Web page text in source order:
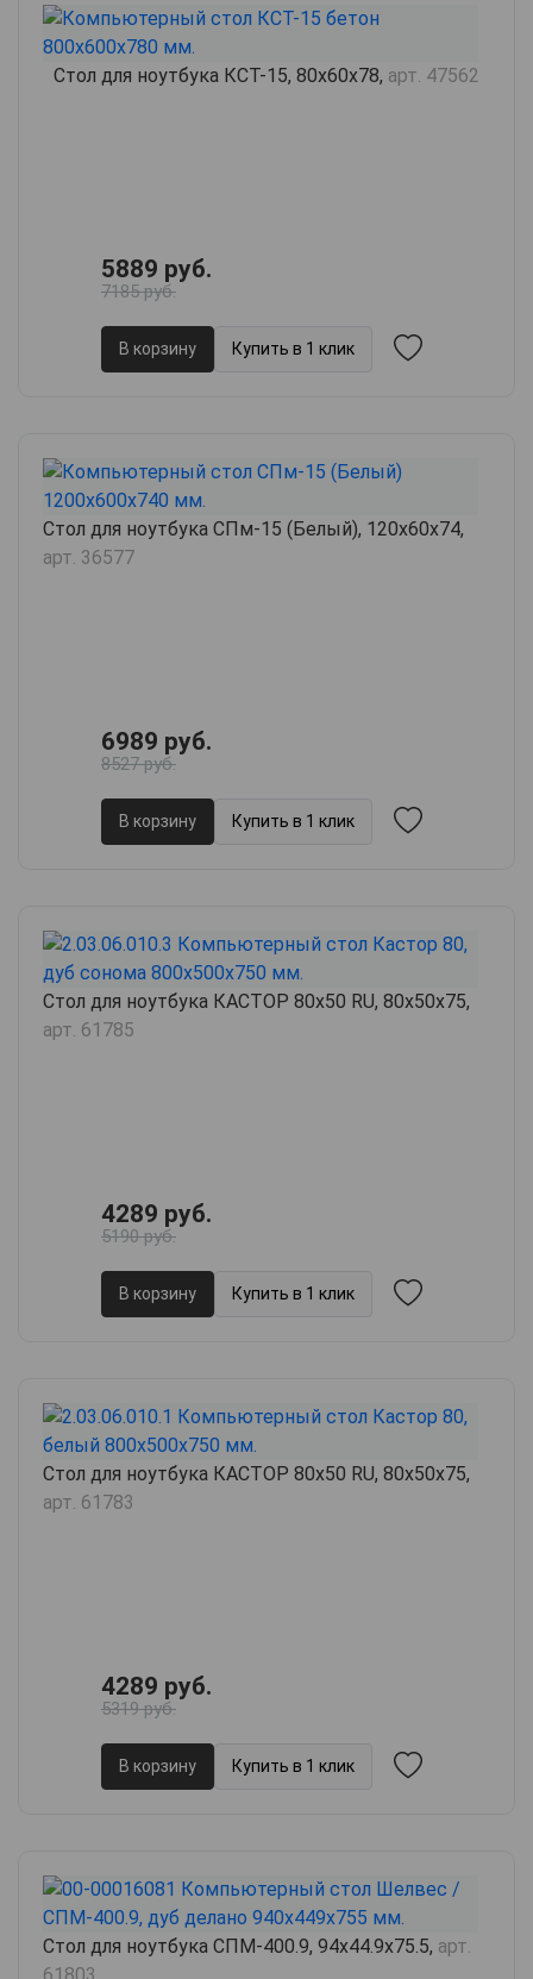
Стол для ноутбука КСТ-15, 80х60х78, арт. 47562
5889 руб.
7185 руб.
В корзину Купить в 1 клик
Стол для ноутбука СПм-15 (Белый), 120х60х74,
арт. 36577
6989 руб.
8527 руб.
В корзину Купить в 1 клик
Стол для ноутбука КАСТОР 80х50 RU, 80х50х75,
арт. 61785
4289 руб.
5190 руб.
В корзину Купить в 1 клик
Стол для ноутбука КАСТОР 80х50 RU, 80х50х75,
арт. 61783
4289 руб.
5319 руб.
В корзину Купить в 1 клик
Стол для ноутбука СПМ-400.9, 94х44.9х75.5, арт.